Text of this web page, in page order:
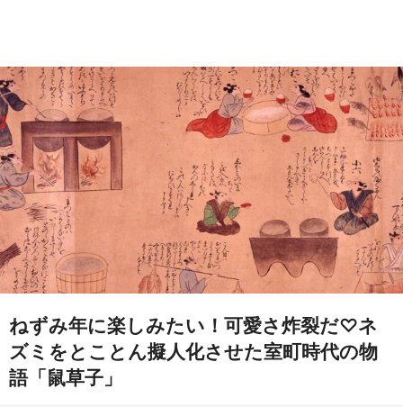
ねずみ年に楽しみたい！可愛さ炸裂だ♡ネ
ズミをとことん擬人化させた室町時代の物
語「鼠草子」